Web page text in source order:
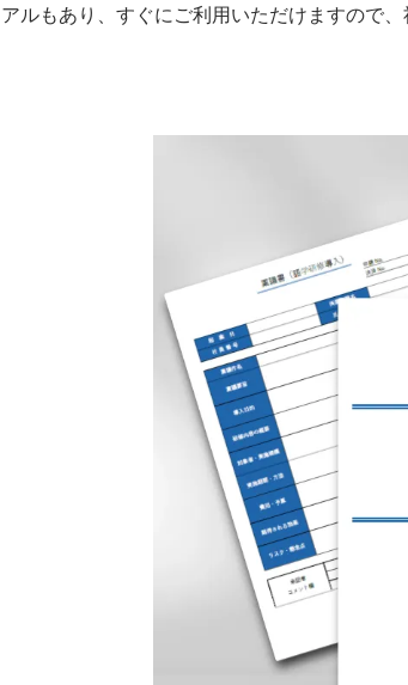
ルもあり、すぐにご利用いただけますので